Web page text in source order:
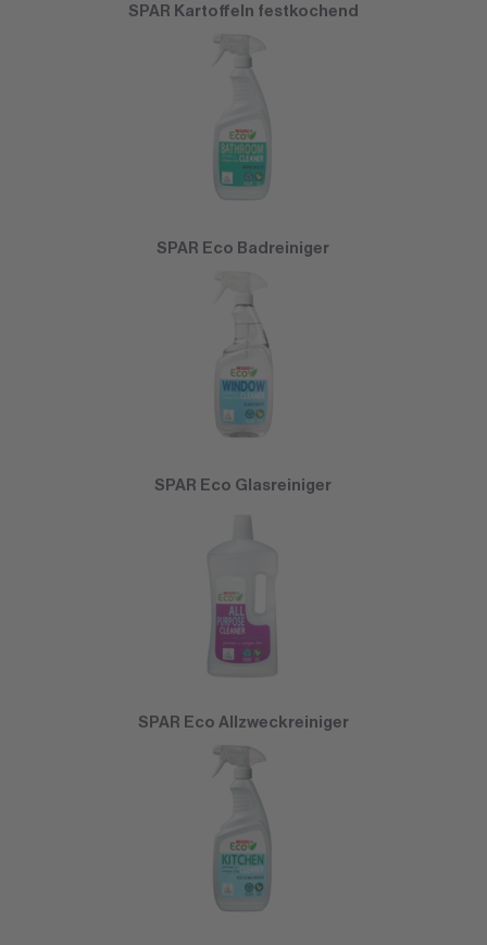
SPAR Kartoffeln festkochend
SPAR Eco Badreiniger
SPAR Eco Glasreiniger
SPAR Eco Allzweckreiniger